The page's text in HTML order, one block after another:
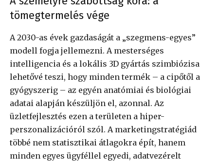
tömegtermelés vége
A 2030-as évek gazdaságát a „szegmens-egyes”
modell fogja jellemezni. A mesterséges
intelligencia és a lokális 3D gyártás szimbiózisa
lehetővé teszi, hogy minden termék – a cipőtől a
gyógyszerig – az egyén anatómiai és biológiai
adatai alapján készüljön el, azonnal. Az
üzletfejlesztés ezen a területen a hiper-
perszonalizációról szól. A marketingstratégiád
többé nem statisztikai átlagokra épít, hanem
minden egyes ügyféllel egyedi, adatvezérelt